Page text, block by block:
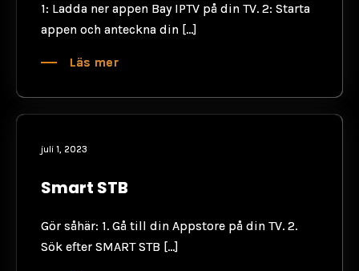
1: Ladda ner appen Bay IPTV på din TV. 2: Starta
appen och anteckna din […]
Läs mer
juli 1, 2023
Smart STB
Gör såhär: 1. Gå till din Appstore på din TV. 2.
Sök efter SMART STB […]